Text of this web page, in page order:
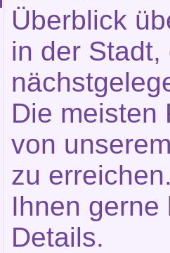
Überblick
in der
Die meisten
von
zu
Ihnen gerne
Details.